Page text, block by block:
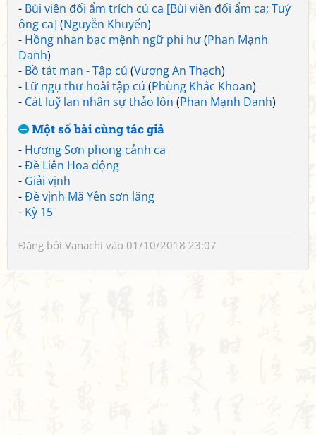
- Bùi viên đối ẩm trích cú ca [Bùi viên đối ẩm ca; Tuý
ông ca] (Nguyễn Khuyến)
- Hồng nhan bạc mệnh ngữ phi hư(Phan Mạnh
Danh)
- Bồ tát man - Tập cú (Vương An Thạch)
- Lữ ngụ thư hoài tập cú (Phùng Khắc Khoan)
- Cát luỹ lan nhân sự thảo lôn (Phan Mạnh Danh)
Một số bài cùng tác giả
- Hương Sơn phong cảnh ca
-Đề Liên Hoa động
- Giải vịnh
-Đề vịnh Mã Yên sơn lăng
- Kỳ 15
Đăng bởi Vanachi vào 01/10/2018 23:07